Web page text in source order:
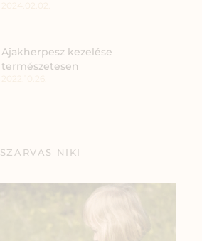
Ajakherpesz kezelése
természetesen
SZARVAS NIKI